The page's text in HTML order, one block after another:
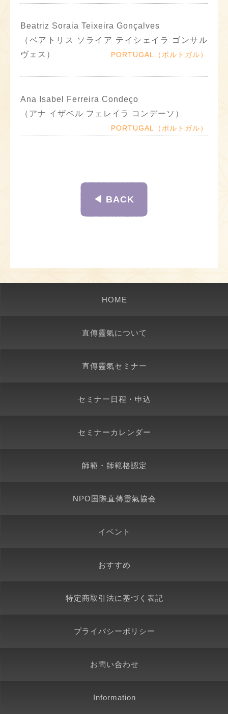
Beatriz Soraia Teixeira Gonçalves
（ベアトリス ソライア テイシェイラ ゴンサル
ヴェス）
PORTUGAL（ポルトガル）
Ana Isabel Ferreira Condeço
（アナ イザベル フェレイラ コンデーソ）
PORTUGAL（ポルトガル）
◀︎ BACK
HOME
直傳靈氣について
直傳靈氣セミナー
セミナー日程・申込
セミナーカレンダー
師範・師範格認定
NPO国際直傳靈氣協会
イベント
おすすめ
特定商取引法に基づく表記
プライバシーポリシー
お問い合わせ
Information